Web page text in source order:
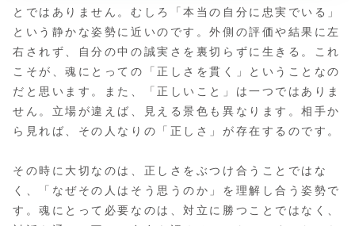
とではありません。むしろ「本当の自分に忠実でいる」
という静かな姿勢に近いのです。外側の評価や結果に左
右されず、自分の中の誠実さを裏切らずに生きる。これ
こそが、魂にとっての「正しさを貫く」ということなの
だと思います。また、「正しいこと」は一つではありま
せん。立場が違えば、見える景色も異なります。相手か
ら見れば、その人なりの「正しさ」が存在するのです。
その時に大切なのは、正しさをぶつけ合うことではな
く、「なぜその人はそう思うのか」を理解し合う姿勢で
す。魂にとって必要なのは、対立に勝つことではなく、